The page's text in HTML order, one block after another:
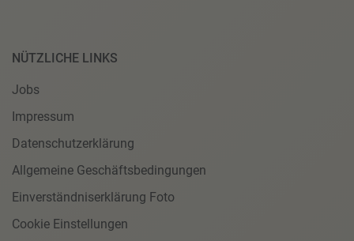
NÜTZLICHE LINKS
Jobs
Impressum
Datenschutzerklärung
Allgemeine Geschäftsbedingungen
Einverständniserklärung Foto
Cookie Einstellungen